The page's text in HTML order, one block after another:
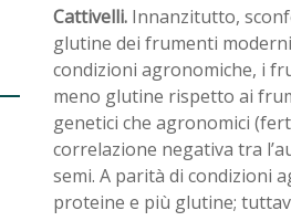
Cattivelli.Innanzitutto,
glutine dei frumenti
condizioni agronomiche, i
meno glutine rispetto ai
genetici che agronomici
correlazione negativa tra
semi. A parità di condizioni
proteine e più glutine;